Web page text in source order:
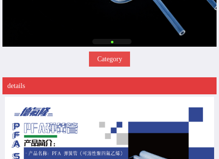
Category
details